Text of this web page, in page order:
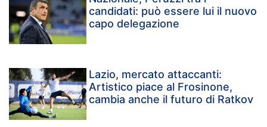
candidati: può essere lui il nuovo
capo delegazione
Lazio, mercato attaccanti:
Artistico piace al Frosinone,
cambia anche il futuro di Ratkov